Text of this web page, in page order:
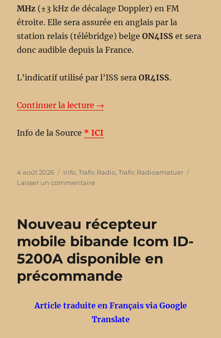
MHz (±3 kHz de décalage Doppler) en FM
étroite. Elle sera assurée en anglais par la
station relais (télébridge) belgeON4ISS et sera
donc audible depuis la France.
L’indicatif utilisé par l’ISS seraOR4ISS.
Continuer la lecture →
Info de la Source * ICI
Publié
le
4 août 2026 Catégories
Info,Trafic Radio,Trafic Radioamatuer
Laisser un commentaire
5
2026
–
ON4ISS
Nouveau récepteur
mobile bibande Icom ID-
5200A disponible en
précommande
Article traduite en Français via Google
Translate